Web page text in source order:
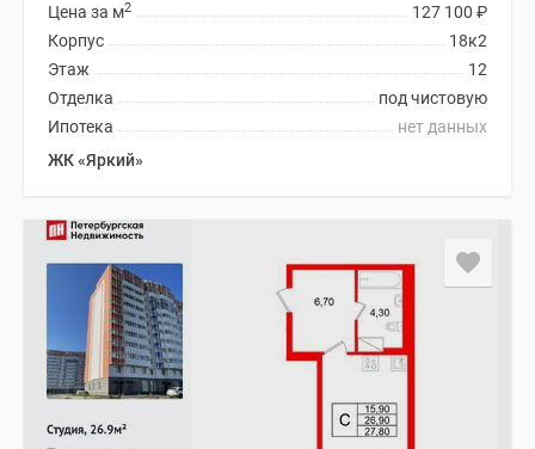
127 100 ₽
Цена за м2
18к2
Корпус
12
Этаж
под чистовую
Отделка
нет данных
Ипотека
ЖК «Яркий»